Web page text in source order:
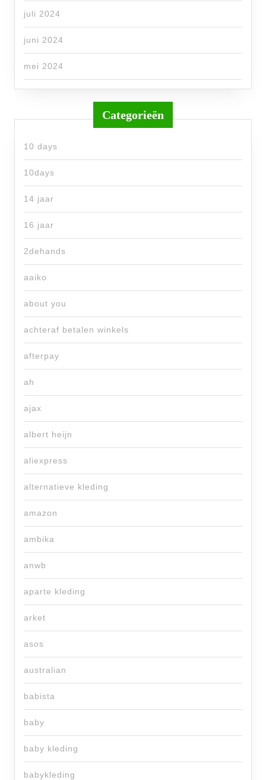
juli 2024
juni 2024
mei 2024
Categorieën
10 days
10days
14 jaar
16 jaar
2dehands
aaiko
about you
achteraf betalen winkels
afterpay
ah
ajax
albert heijn
aliexpress
alternatieve kleding
amazon
ambika
anwb
aparte kleding
arket
asos
australian
babista
baby
baby kleding
babykleding